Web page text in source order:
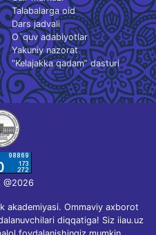
Talabalarga oid
Dars jadvali
O`quv adabiyotlar
Yakuniy nazorat
“Kelajakka qadam” dasturi
@2026
akademiyasi. Ommaviy axborot
diqqatiga! Siz iiau.uz